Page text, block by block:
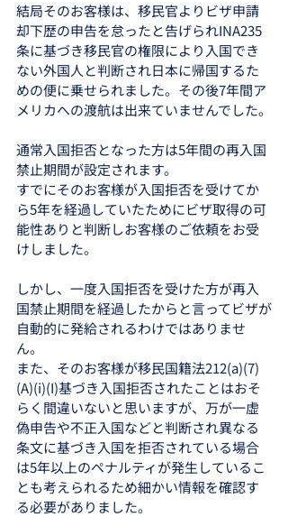
結局そのお客様は、移民官よりビザ申請
却下歴の申告を怠ったと告げられINA235
条に基づき移民官の権限により入国でき
ない外国人と判断され日本に帰国するた
めの便に乗せられました。その後7年間ア
メリカへの渡航は出来ていませんでした。
通常入国拒否となった方は5年間の再入国
禁止期間が設定されます。
すでにそのお客様が入国拒否を受けてか
ら5年を経過していたためにビザ取得の可
能性ありと判断しお客様のご依頼をお受
けしました。
しかし、一度入国拒否を受けた方が再入
国禁止期間を経過したからと言ってビザが
自動的に発給されるわけではありませ
ん。
また、そのお客様が移民国籍法212(a)(7)
(A)(i)(I)基づき入国拒否されたことはおそ
らく間違いないと思いますが、万が一虚
偽申告や不正入国などと判断され異なる
条文に基づき入国を拒否されている場合
は5年以上のペナルティが発生しているこ
とも考えられるため細かい情報を確認す
る必要がありました。